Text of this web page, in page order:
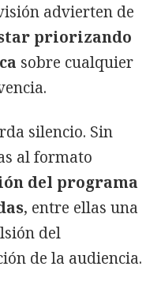
advierten de
priorizando
sobre cualquier
silencio. Sin
al formato
del programa
, entre ellas una
del
de la audiencia.